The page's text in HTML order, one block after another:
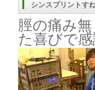
シンスプリントす
脛の痛み
た喜びで